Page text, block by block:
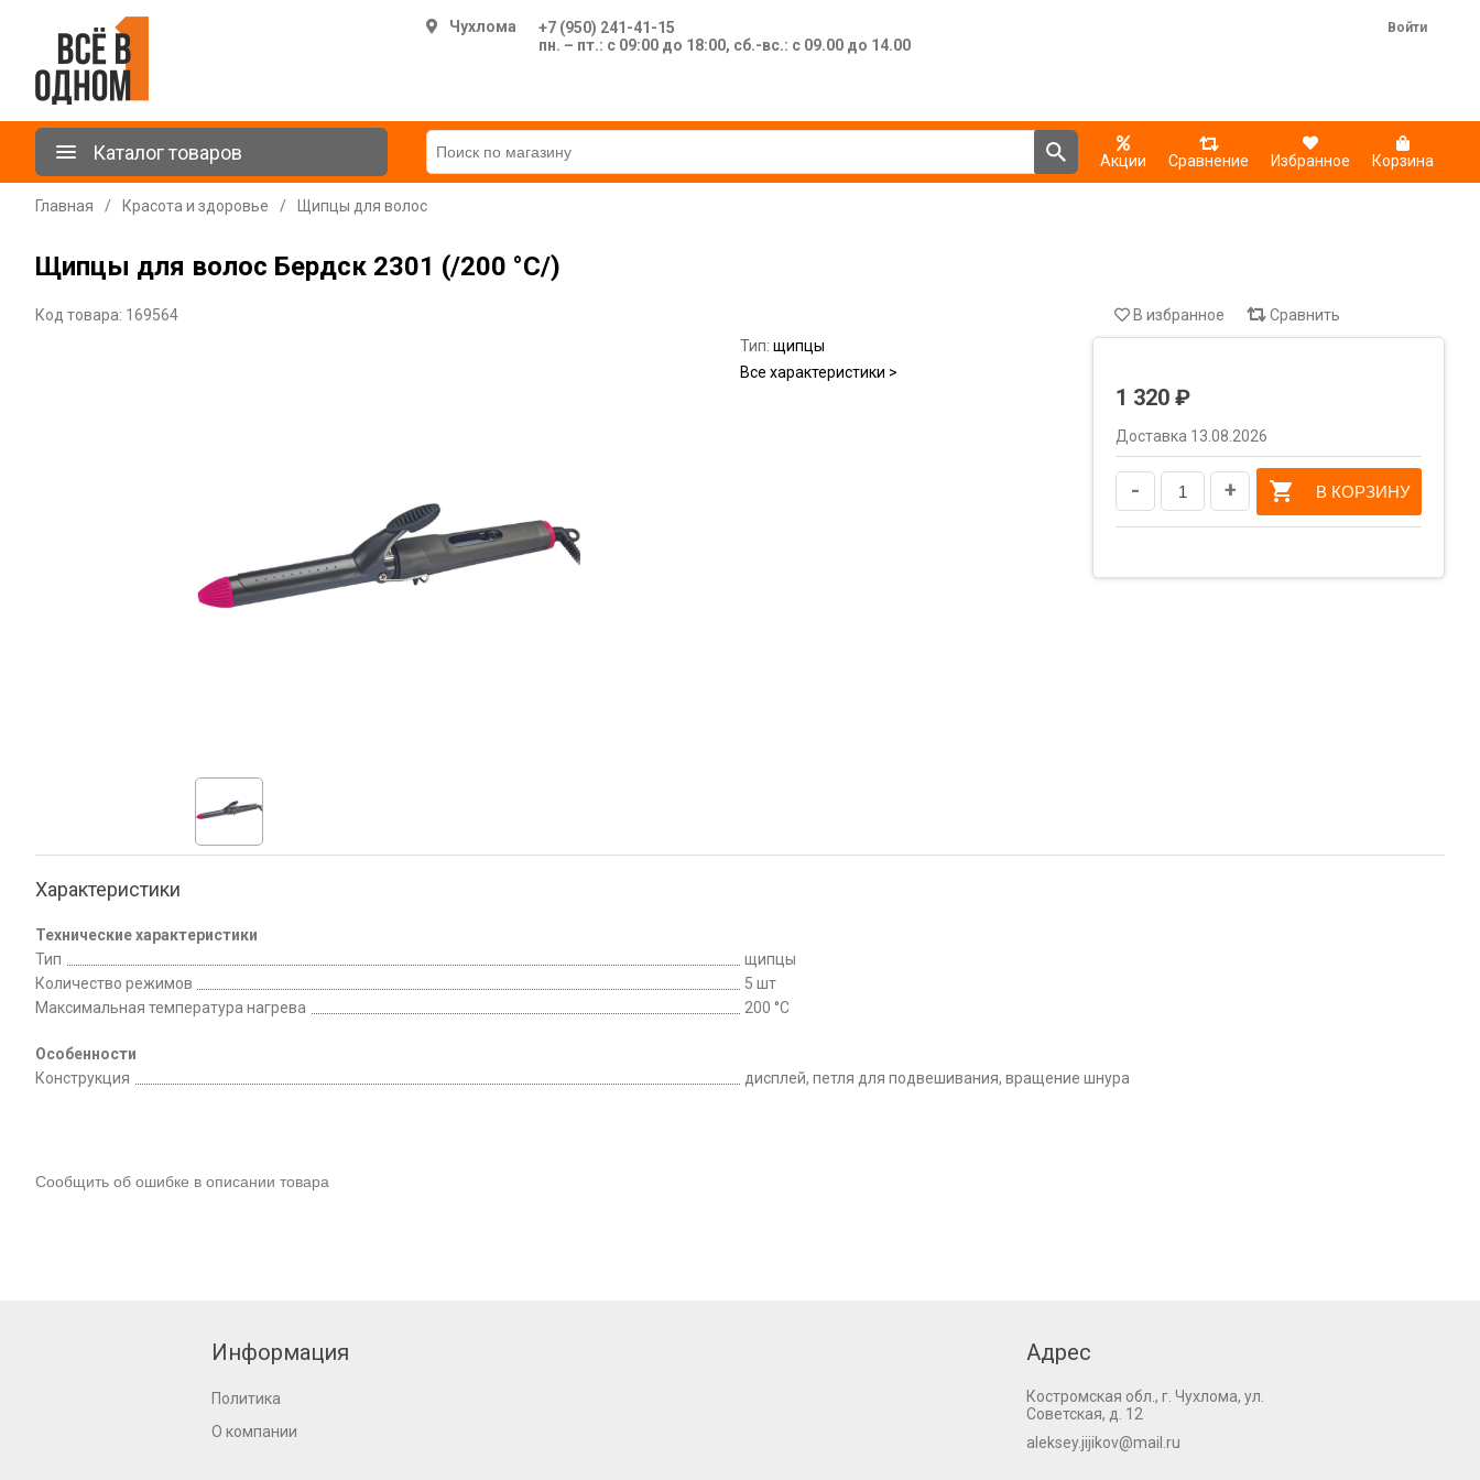
Чухлома
+7 (950) 241-41-15
пн. – пт.: с 09:00 до 18:00, сб.-вс.: с 09.00 до 14.00
Войти
Каталог товаров Акции Сравнение Избранное Корзина
Главная / Красота и здоровье / Щипцы для волос
Щипцы для волос Бердск 2301 (/200 °C/)
Код товара: 169564
Тип: щипцы
Все характеристики >
В избранное Сравнить
1 320 ₽
Доставка 13.08.2026
- + В КОРЗИНУ
Характеристики
Технические характеристики
Тип
щипцы
Количество режимов
5 шт
Максимальная температура нагрева
200 °C
Особенности
Конструкция
дисплей, петля для подвешивания, вращение шнура
Сообщить об ошибке в описании товара
Информация
Политика
О компании
Адрес
Костромская обл., г. Чухлома, ул.
Советская, д. 12
aleksey.jijikov@mail.ru